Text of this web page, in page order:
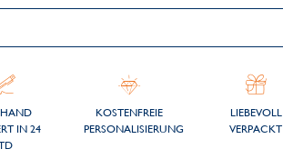
IN 24
KOSTENFREIE
PERSONALISIERUNG
LIEBEVOLL
VERPACKT